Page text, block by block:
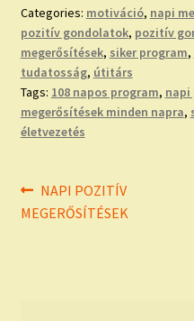
Categories: motiváció, napi
pozitív gondolatok, pozitív
megerősítések, siker program,
tudatosság, útitárs
Tags: 108 napos program, napi
megerősítések minden napra,
életvezetés
Bejegyzés
navigáció
Previous
post:
NAPI POZITÍV
MEGERŐSÍTÉSEK